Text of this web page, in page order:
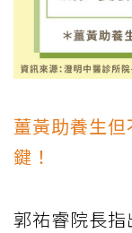
薑黃助養生
鍵！
郭祐睿院長指